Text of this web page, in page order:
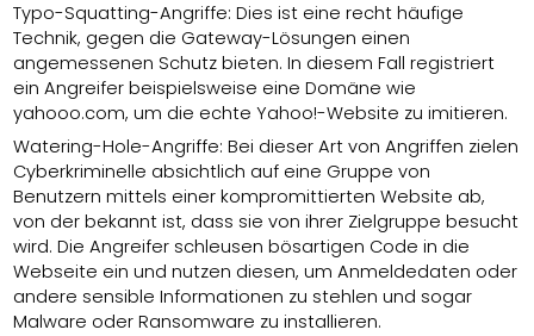
Typo-Squatting-Angriffe: Dies ist eine recht häufige
Technik, gegen die Gateway-Lösungen einen
angemessenen Schutz bieten. In diesem Fall registriert
ein Angreifer beispielsweise eine Domäne wie
yahooo.com, um die echte Yahoo!-Website zu imitieren.
Watering-Hole-Angriffe: Bei dieser Art von Angriffen zielen
Cyberkriminelle absichtlich auf eine Gruppe von
Benutzern mittels einer kompromittierten Website ab,
von der bekannt ist, dass sie von ihrer Zielgruppe besucht
wird. Die Angreifer schleusen bösartigen Code in die
Webseite ein und nutzen diesen, um Anmeldedaten oder
andere sensible Informationen zu stehlen und sogar
Malware oder Ransomware zu installieren.